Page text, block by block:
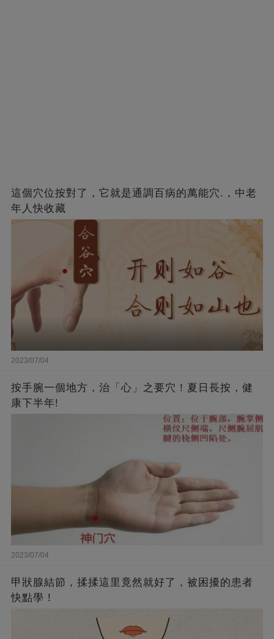
這個穴位按對了，它就是通調百病的萬能穴.，中老
年人快收藏
2023/07/04
按手腕一個地方，治「心」之要穴！夏日長按，健
康下半年!
2023/07/04
甲狀腺結節，揉揉這里竟然就好了，被困擾的患者
快點學！